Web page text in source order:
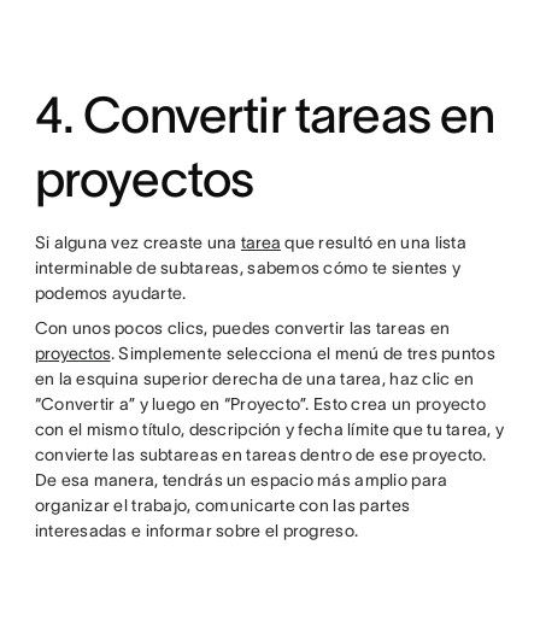
4. Convertir tareas en
proyectos
Si alguna vez creaste una tarea que resultó en una lista
interminable de subtareas, sabemos cómo te sientes y
podemos ayudarte.
Con unos pocos clics, puedes convertir las tareas en
proyectos. Simplemente selecciona el menú de tres puntos
en la esquina superior derecha de una tarea, haz clic en
“Convertir a” y luego en “Proyecto”. Esto crea un proyecto
con el mismo título, descripción y fecha límite que tu tarea, y
convierte las subtareas en tareas dentro de ese proyecto.
De esa manera, tendrás un espacio más amplio para
organizar el trabajo, comunicarte con las partes
interesadas e informar sobre el progreso.